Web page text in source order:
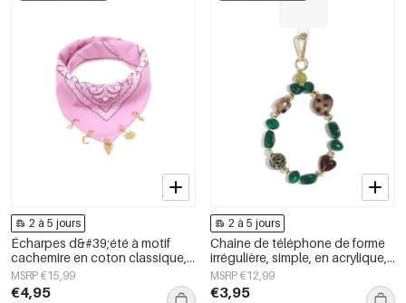
2 à 5 jours
Écharpes d&#39;été à motif
cachemire en coton classique,
accessoires du quotidien
MSRP €15,99
€4,95
2 à 5 jours
Chaîne de téléphone de forme
irrégulière, simple, en acrylique,
accessoire du quotidien
MSRP €12,99
€3,95